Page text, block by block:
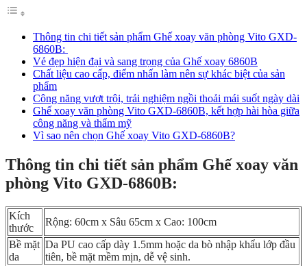
Thông tin chi tiết sản phẩm Ghế xoay văn phòng Vito GXD-
6860B:
Vẻ đẹp hiện đại và sang trọng của Ghế xoay 6860B
Chất liệu cao cấp, điểm nhấn làm nên sự khác biệt của sản
phẩm
Công năng vượt trội, trải nghiệm ngồi thoải mái suốt ngày dài
Ghế xoay văn phòng Vito GXD-6860B, kết hợp hài hòa giữa
công năng và thẩm mỹ
Vì sao nên chọn Ghế xoay Vito GXD-6860B?
Thông tin chi tiết sản phẩm Ghế xoay văn
phòng Vito GXD-6860B:
Kích
thước
Rộng: 60cm x Sâu 65cm x Cao: 100cm
Bề mặt
da
Da PU cao cấp dày 1.5mm hoặc da bò nhập khẩu lớp đầu
tiên, bề mặt mềm mịn, dễ vệ sinh.